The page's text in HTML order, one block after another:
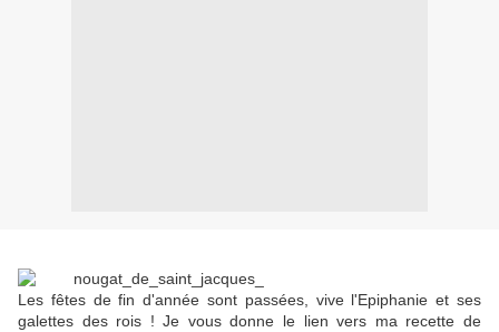
Les fêtes de fin d'année sont passées, vive l'Epiphanie et ses
galettes des rois ! Je vous donne le lien vers ma recette de